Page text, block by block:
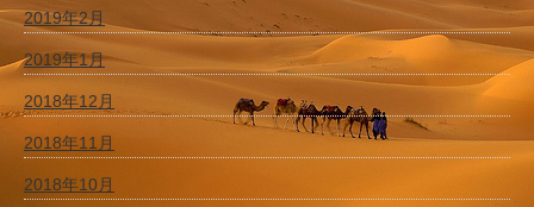
2019年2月
2019年1月
2018年12月
2018年11月
2018年10月